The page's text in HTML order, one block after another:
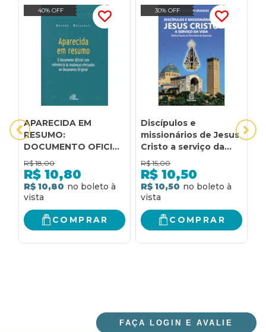
40% OFF
APARECIDA EM
RESUMO:
DOCUMENTO OFICIAL
COM REFERÊNCIA ÀS
MUDANÇAS
EFETUADAS NO
DOCUMENTO
R$ 18,00
R$ 10,80
R$ 10,80
COMPRAR
30% OFF
Discípulos e
missionários de Jesus
Cristo a serviço da
vida: síntese popular
do documento de
aparecida
R$ 15,00
R$ 10,50
R$ 10,50
COMPRAR
FAÇA LOGIN E AVALIE